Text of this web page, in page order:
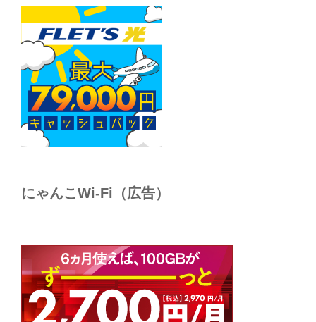
にゃんこWi-Fi（広告）